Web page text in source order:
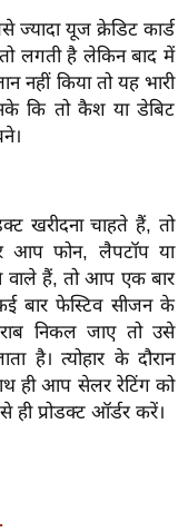
ज्यादा यूज क्रेडिट कार्ड
लगती है लेकिन बाद में
नहीं किया तो यह भारी
कि तो कैश या डेबिट
खरीदना चाहते हैं, तो
आप फोन, लैपटॉप या
वाले हैं, तो आप एक बार
बार फेस्टिव सीजन के
निकल जाए तो उसे
है। त्योहार के दौरान
ही आप सेलर रेटिंग को
प्रोडक्ट ऑर्डर करें।